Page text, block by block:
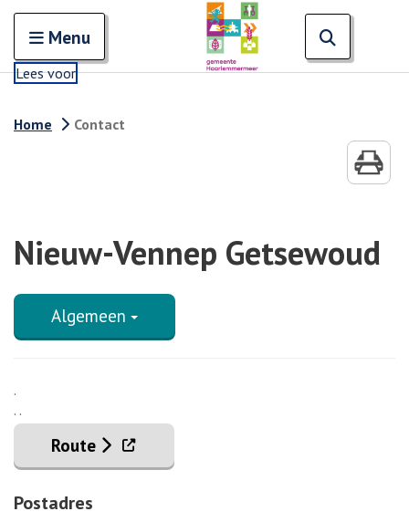
Open en sluit het
Menu
Lees voor
Home Contact
Nieuw-Vennep Getsewoud
Algemeen
.
. .
Route . Externe link
Postadres